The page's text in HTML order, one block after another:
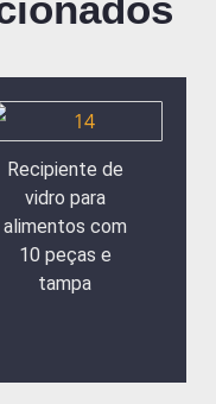
Recipiente de
vidro para
alimentos com
10 peças e
tampa